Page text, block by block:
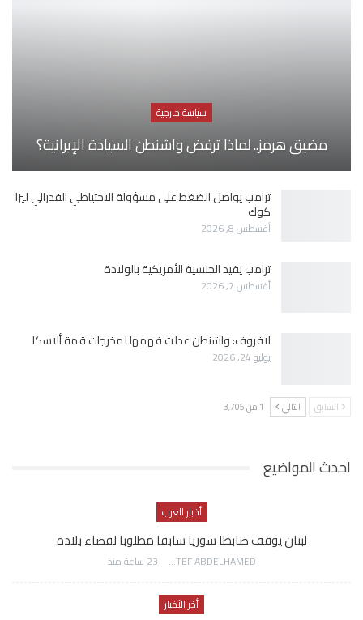
سياسة خارجية
مضيق هرمز.. لماذا ترفض واشنطن السيادة الإيرانية؟
ترامب يواصل الضغط على مسؤولة الاحتياطي الفدرالي ليزا
كوك
أغسطس 8, 2026
ترامب يقيد الجنسية الأمريكية بالولادة
أغسطس 7, 2026
لافروف: واشنطن عدلت فهمها لمخرجات قمة ألاسكا
يوليو 24, 2026
السابق التالي 1 من 3٬705
احدث المواضيع
أخبار العرب
لبنان يوقف ضابطا سوريا سابقا مطلوبا لقضاء بلاده
AWATEF ABDELHAMED 23 ساعة منذ
أخر الأخبار